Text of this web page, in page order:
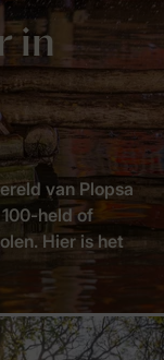
in
van Plopsa
held of
Hier is het